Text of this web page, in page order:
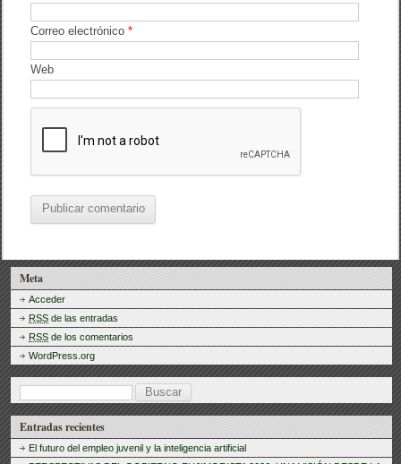
Correo electrónico*
Web
Meta
Acceder
RSS de las entradas
RSS de los comentarios
WordPress.org
B
u
s
Entradas recientes
El futuro del empleo juvenil y la inteligencia artificial